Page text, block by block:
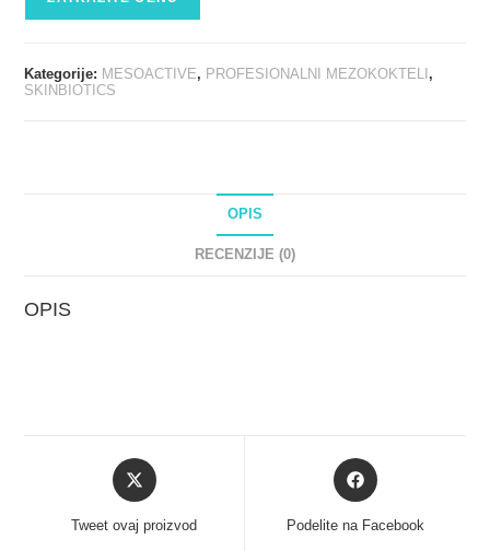
Kategorije: MESOACTIVE, PROFESIONALNI MEZOKOKTELI ,
SKINBIOTICS
OPIS
RECENZIJE (0)
OPIS
Tweet ovaj proizvod Podelite na Facebook